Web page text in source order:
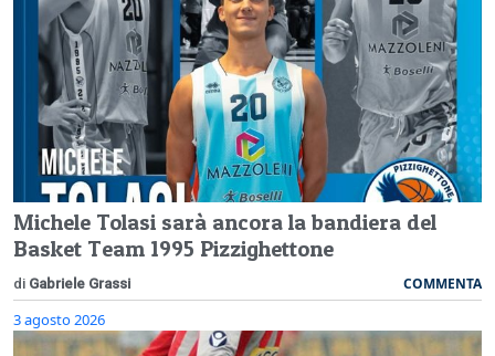
Michele Tolasi sarà ancora la bandiera del
Basket Team 1995 Pizzighettone
di Gabriele Grassi COMMENTA
3 agosto 2026